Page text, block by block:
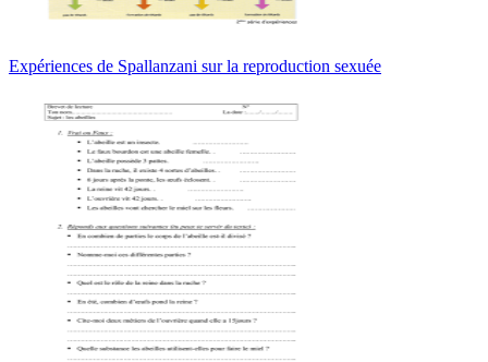
Expériences de Spallanzani sur la reproduction sexuée